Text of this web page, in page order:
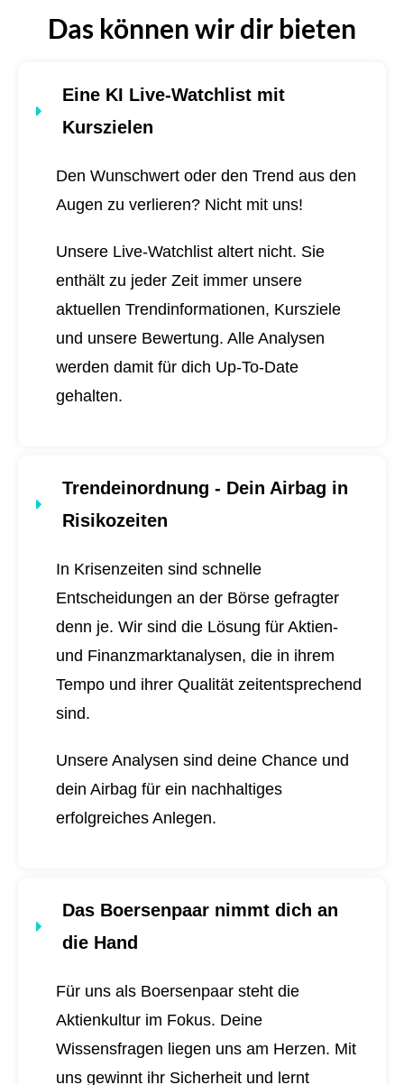
Das können wir dir bieten
Eine KI Live-Watchlist mit
Kurszielen
Den Wunschwert oder den Trend aus den
Augen zu verlieren? Nicht mit uns!
Unsere Live-Watchlist altert nicht. Sie
enthält zu jeder Zeit immer unsere
aktuellen Trendinformationen, Kursziele
und unsere Bewertung. Alle Analysen
werden damit für dich Up-To-Date
gehalten.
Trendeinordnung - Dein Airbag in
Risikozeiten
In Krisenzeiten sind schnelle
Entscheidungen an der Börse gefragter
denn je. Wir sind die Lösung für Aktien-
und Finanzmarktanalysen, die in ihrem
Tempo und ihrer Qualität zeitentsprechend
sind.
Unsere Analysen sind deine Chance und
dein Airbag für ein nachhaltiges
erfolgreiches Anlegen.
Das Boersenpaar nimmt dich an
die Hand
Für uns als Boersenpaar steht die
Aktienkultur im Fokus. Deine
Wissensfragen liegen uns am Herzen. Mit
uns gewinnt ihr Sicherheit und lernt